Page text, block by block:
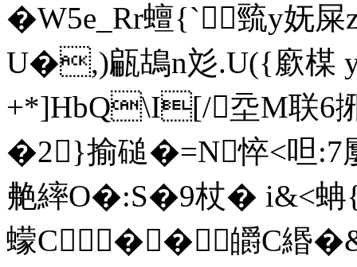
�W5e_Rr蟺{`巰y妩
U�,)甂鴣n彣.U({廞楳
+*]HbQ\I[/坖M联6
�2}揄磓�=N悴<呾:7
艴繂O�:S�9杖� i&<
蠓C ��皭C緡�